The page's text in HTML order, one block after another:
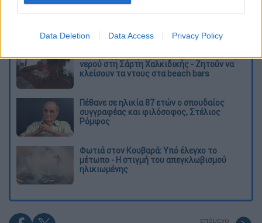
Data Deletion Data Access Privacy Policy
«Είχαν άδεια για τις Αλυκές,
προσγειώθηκαν στο... Σαρακήνικο:
χειριστής και ιδιοκτήτης
Έκκληση για περιορισμό της κατανάλωσης
νερού στη Σάρτη Χαλκιδικής - Ζητούν να
κλείσουν τα ντους στα beach bars
Πέθανε σε ηλικία 87 ετών ο σπουδαίος
συγγραφέας και φιλόσοφος, Στέλιος
Ρόμφος
Φωτιά στον Κουβαρά: Υπό έλεγχο το
μέτωπο - Η στιγμή του απεγκλωβισμού
ηλικιωμένης
επόμενο